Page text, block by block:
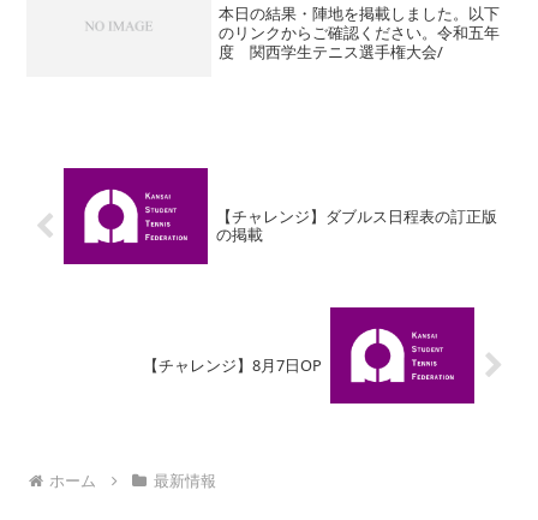
本日の結果・陣地を掲載しました。以下
のリンクからご確認ください。令和五年
度 関西学生テニス選手権大会/
【チャレンジ】ダブルス日程表の訂正版
の掲載
【チャレンジ】8月7日OP
ホーム 最新情報